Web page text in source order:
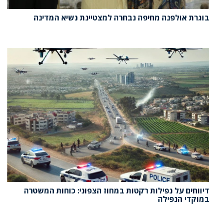
בוגרת אולפנה מחיפה נבחרה למצטיינת נשיא המדינה
דיווחים על נפילות רקטות במחוז הצפוני: כוחות המשטרה
במוקדי הנפילה